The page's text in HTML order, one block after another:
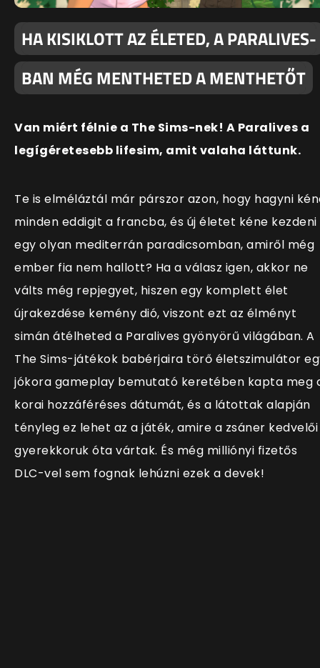
HA KISIKLOTT AZ ÉLETED, A PARALIVES-
BAN MÉG MENTHETED A MENTHETŐT
Van miért félnie a The Sims-nek! A Paralives a
legígéretesebb lifesim, amit valaha láttunk.
Te is elméláztál már párszor azon, hogy hagyni
minden eddigit a francba, és új életet kéne kezdeni
egy olyan mediterrán paradicsomban, amiről még
ember fia nem hallott? Ha a válasz igen, akkor ne
válts még repjegyet, hiszen egy komplett élet
újrakezdése kemény dió, viszont ezt az élményt
simán átélheted a Paralives gyönyörű világában. A
The Sims-játékok babérjaira törő életszimulátor
jókora gameplay bemutató keretében kapta meg
korai hozzáféréses dátumát, és a látottak alapján
tényleg ez lehet az a játék, amire a zsáner kedvelői
gyerekkoruk óta vártak. És még milliónyi fizetős
DLC-vel sem fognak lehúzni ezek a devek!